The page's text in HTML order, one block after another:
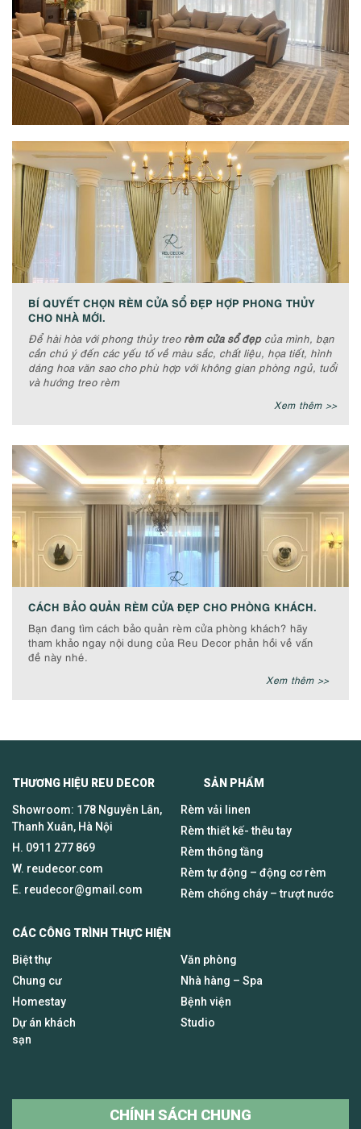
BÍ QUYẾT CHỌN RÈM CỬA SỔ ĐẸP HỢP PHONG THỦY
CHO NHÀ MỚI.
Để hài hòa với phong thủy treo rèm cửa sổ đẹpcủa mình, bạn
cần chú ý đến các yếu tố về màu sắc, chất liệu, họa tiết, hình
dáng hoa văn sao cho phù hợp với không gian phòng ngủ, tuổi
và hướng treo rèm
Xem thêm >>
CÁCH BẢO QUẢN RÈM CỬA ĐẸP CHO PHÒNG KHÁCH.
Bạn đang tìm cách bảo quản rèm cửa phòng khách? hãy
tham khảo ngay nội dung của Reu Decor phản hồi về vấn
đề này nhé.
Xem thêm >>
THƯƠNG HIỆU REU DECOR SẢN PHẨM
Showroom: 178 Nguyễn Lân,
Thanh Xuân, Hà Nội
H. 0911 277 869
W. reudecor.com
E. reudecor@gmail.com
Rèm vải linen
Rèm thiết kế- thêu tay
Rèm thông tầng
Rèm tự động – động cơ rèm
Rèm chống cháy – trượt nước
CÁC CÔNG TRÌNH THỰC HIỆN
Biệt thự
Chung cư
Homestay
Dự án khách
sạn
Văn phòng
Nhà hàng – Spa
Bệnh viện
Studio
CHÍNH SÁCH CHUNG